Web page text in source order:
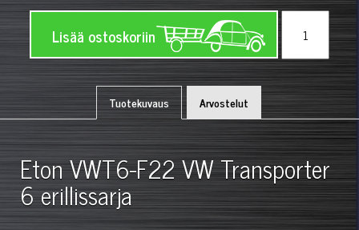
Lisää ostoskoriin
Tuotekuvaus Arvostelut
Eton VWT6-F22 VW Transporter
6 erillissarja